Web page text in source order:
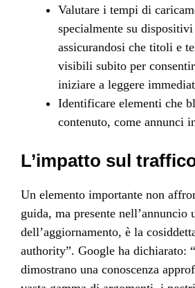
Valutare i tempi di
specialmente su
assicurandosi che titoli e
visibili subito per
iniziare a leggere
Identificare elementi che
contenuto, come annunci
L’impatto sul
Un elemento importante non
guida, ma presente nell’annuncio
dell’aggiornamento, è la
authority”. Google ha dichiarato:
dimostrano una conoscenza